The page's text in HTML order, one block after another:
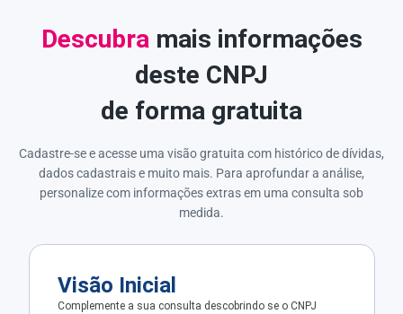
Descubra mais informações
deste CNPJ
de forma gratuita
Cadastre-se e acesse uma visão gratuita com histórico de dívidas,
dados cadastrais e muito mais. Para aprofundar a análise,
personalize com informações extras em uma consulta sob
medida.
Visão Inicial
Complemente a sua consulta descobrindo se o CNPJ